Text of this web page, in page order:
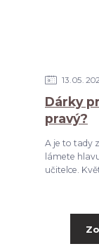
13 05
Dárky
pravý?
A je to tady
lámete
učitelce.